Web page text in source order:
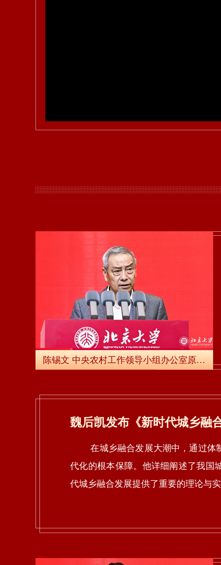
陈锡文 中央农村工作领导小组办公室原主任、第十三届全国人大常委、农业与农村委员会主任委员
魏后凯发布《新时代城乡融
在城乡融合发展大潮中，通过体制
代化的根本保障。他详细阐述了我国
代城乡融合发展提供了重要的理论与实